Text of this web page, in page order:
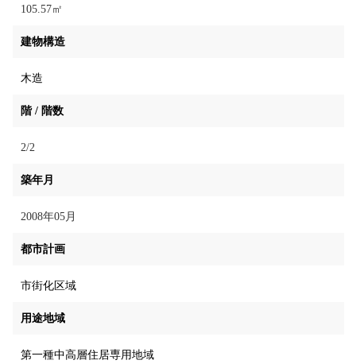
105.57㎡
建物構造
木造
階 / 階数
2/2
築年月
2008年05月
都市計画
市街化区域
用途地域
第一種中高層住居専用地域